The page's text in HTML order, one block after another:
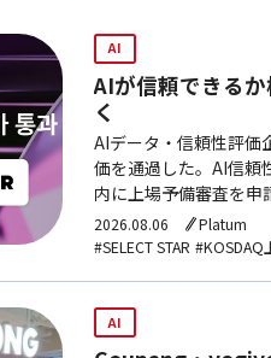
AI
AIが信頼できる
く
AIデータ・信頼性評価
価を通過した。AI信頼
内に上場予備審査を申
2026.08.06
Platum
#SELECT STAR #KOSDAQ
AI